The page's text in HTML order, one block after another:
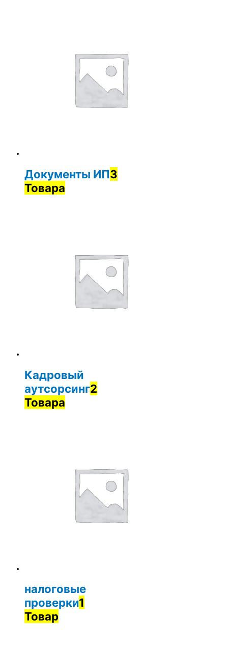
Документы ИП3
Товара
Кадровый
аутсорсинг2
Товара
налоговые
проверки1
Товар